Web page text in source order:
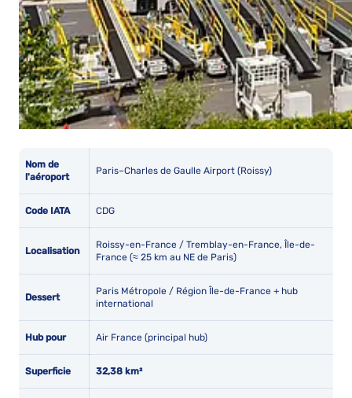
Nom de
l'aéroport
Paris–Charles de Gaulle Airport (Roissy)
Code IATA CDG
Localisation
Roissy-en-France / Tremblay-en-France, Île-de-
France (≈ 25 km au NE de Paris)
Dessert
Paris Métropole / Région Île-de-France + hub
international
Hub pour Air France (principal hub)
Superficie 32,38 km²